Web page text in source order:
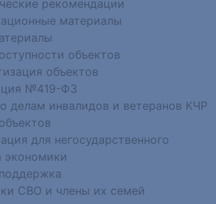
рекомендации
материалы
объектов
объектов
№419-ФЗ
делам инвалидов и ветеранов КЧР
для негосударственного
экономики
СВО и члены их семей